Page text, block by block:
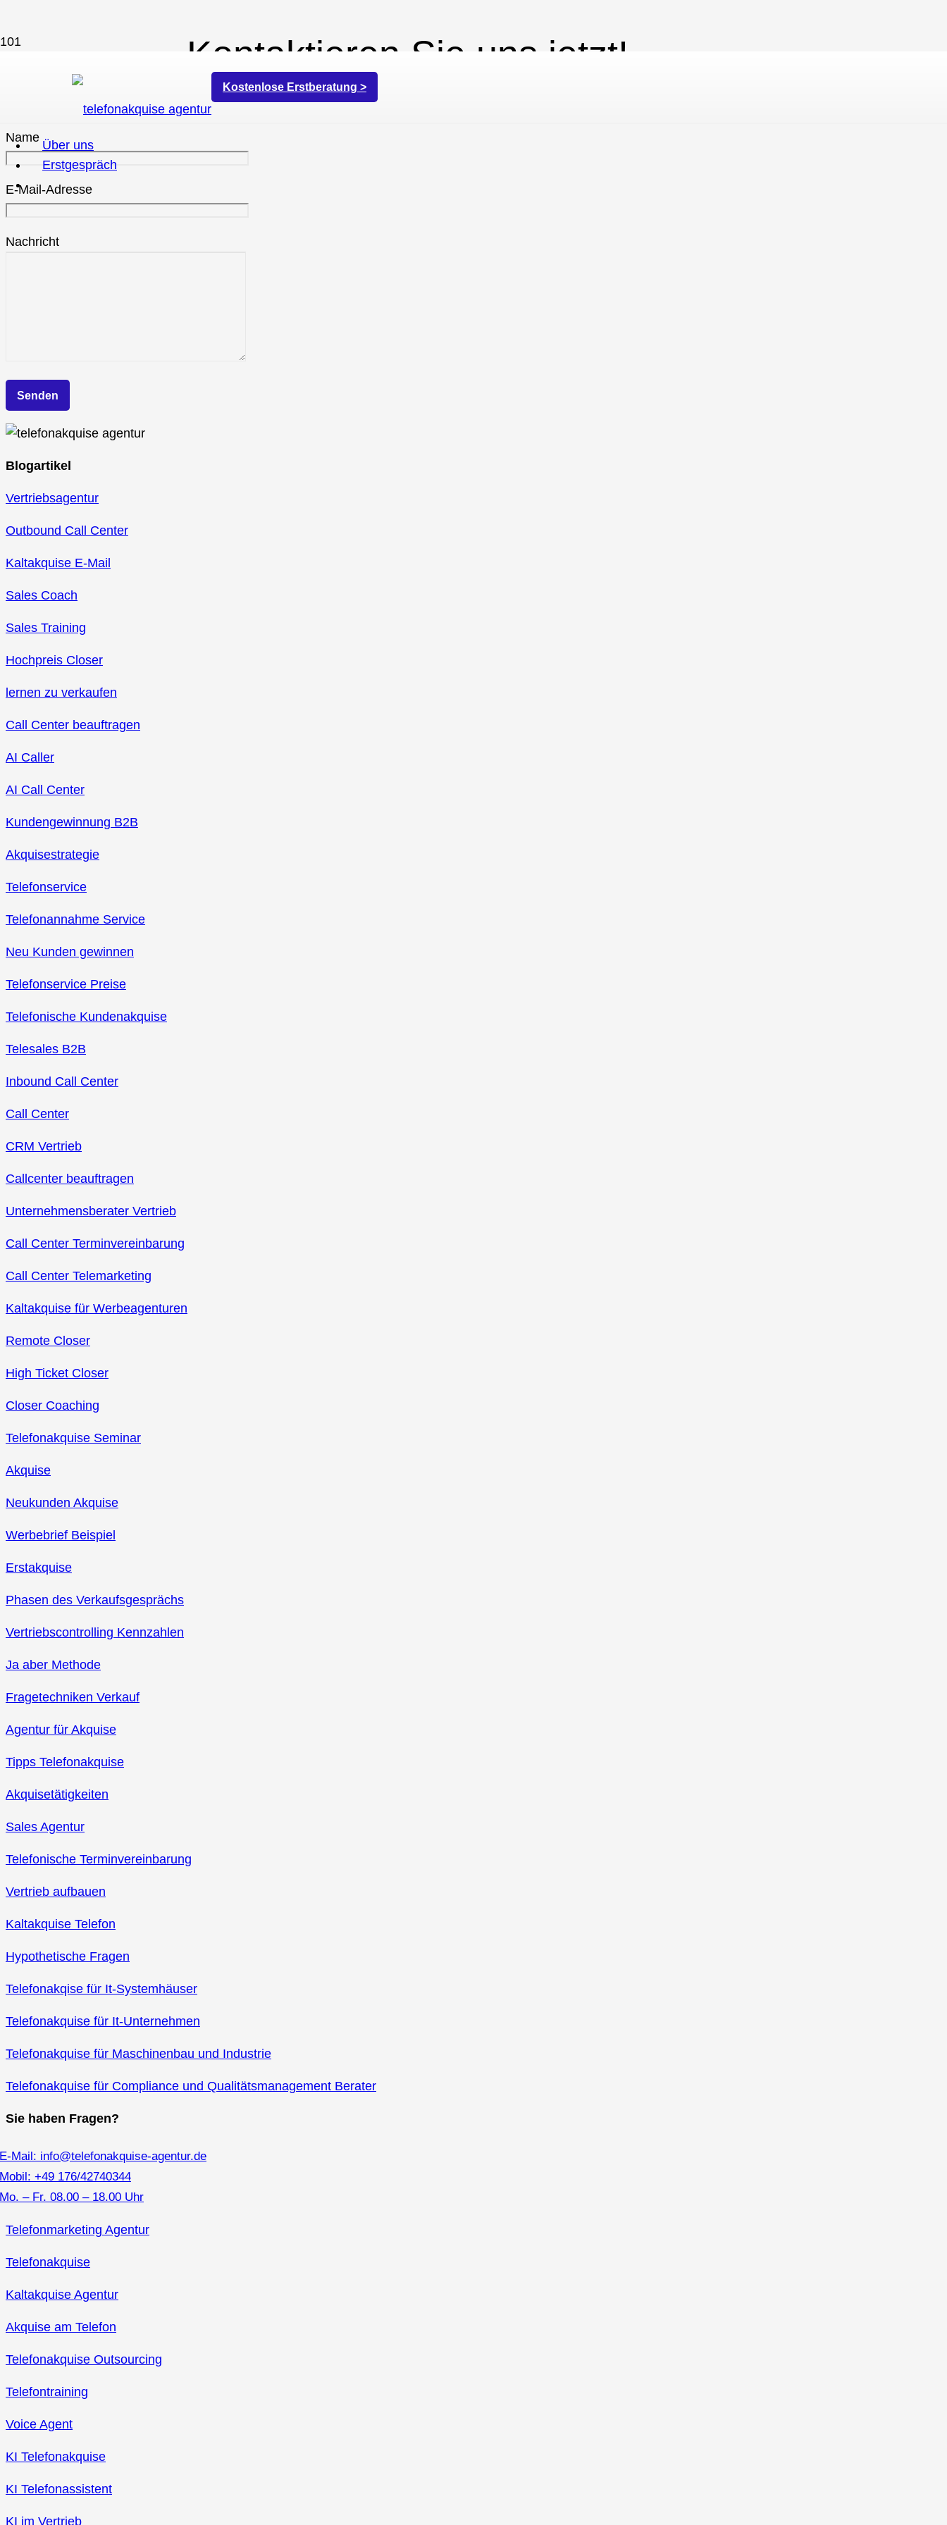
Kostenlose Erstberatung >
Über uns
Erstgespräch
Kontaktieren Sie uns jetzt!
Name
E-Mail-Adresse
Nachricht
Blogartikel
Vertriebsagentur
Outbound Call Center
Kaltakquise E-Mail
Sales Coach
Sales Training
Hochpreis Closer
lernen zu verkaufen
Call Center beauftragen
AI Caller
AI Call Center
Kundengewinnung B2B
Akquisestrategie
Telefonservice
Telefonannahme Service
Neu Kunden gewinnen
Telefonservice Preise
Telefonische Kundenakquise
Telesales B2B
Inbound Call Center
Call Center
CRM Vertrieb
Callcenter beauftragen
Unternehmensberater Vertrieb
Call Center Terminvereinbarung
Call Center Telemarketing
Kaltakquise für Werbeagenturen
Remote Closer
High Ticket Closer
Closer Coaching
Telefonakquise Seminar
Akquise
Neukunden Akquise
Werbebrief Beispiel
Erstakquise
Phasen des Verkaufsgesprächs
Vertriebscontrolling Kennzahlen
Ja aber Methode
Fragetechniken Verkauf
Agentur für Akquise
Tipps Telefonakquise
Akquisetätigkeiten
Sales Agentur
Telefonische Terminvereinbarung
Vertrieb aufbauen
Kaltakquise Telefon
Hypothetische Fragen
Telefonakqise für It‑Systemhäuser
Telefonakquise für It-Unternehmen
Telefonakquise für Maschinenbau und Industrie
Telefonakquise für Compliance und Qualitätsmanagement Berater
Sie haben Fragen?
E-Mail: info@telefonakquise-agentur.de
Mobil: +49 176/42740344
Mo. – Fr. 08.00 – 18.00 Uhr
Telefonmarketing Agentur
Telefonakquise
Kaltakquise Agentur
Akquise am Telefon
Telefonakquise Outsourcing
Telefontraining
Voice Agent
KI Telefonakquise
KI Telefonassistent
KI im Vertrieb